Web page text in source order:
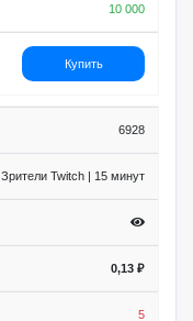
10 000
Купить
6928
Зрители Twitch | 15 минут
0,13 ₽
5